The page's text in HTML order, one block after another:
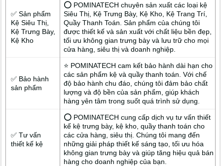
✅ Sản phẩm
Kệ Siêu Thị,
Kệ Trưng Bày,
Kệ Kho
⭕ POMINATECH chuyên sản xuất các loại kệ
Siêu Thị, Kệ Trưng Bày, Kệ Kho, Kệ Trang Trí,
Quầy Thanh Toán. Sản phẩm của chúng tôi
được thiết kế và sản xuất với chất liệu bền đẹp,
tối ưu không gian trưng bày và lưu trữ cho mọi
cửa hàng, siêu thị và doanh nghiệp.
✅ Bảo hành
sản phẩm
⭐ POMINATECH cam kết bảo hành dài hạn cho
các sản phẩm kệ và quầy thanh toán. Với chế
độ bảo hành chu đáo, chúng tôi đảm bảo chất
lượng và độ bền của sản phẩm, giúp khách
hàng yên tâm trong suốt quá trình sử dụng.
✅ Tư vấn
thiết kế kệ
⭕ POMINATECH cung cấp dịch vụ tư vấn thiết
kế kệ trưng bày, kệ kho, quầy thanh toán cho
các cửa hàng, siêu thị. Chúng tôi mang đến
những giải pháp thiết kế sáng tạo, tối ưu hóa
không gian trưng bày và giúp tăng hiệu quả bán
hàng cho doanh nghiệp của bạn.